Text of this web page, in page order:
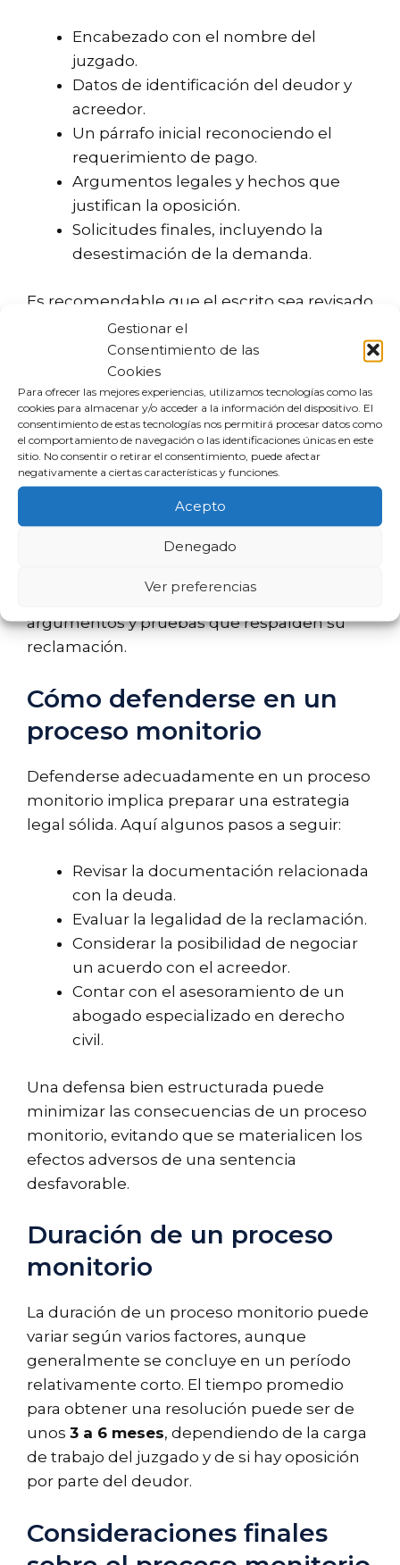
Gestionar el
Consentimiento de las
Cookies
Para ofrecer las mejores experiencias, utilizamos tecnologías como las
cookies para almacenar y/o acceder a la información del dispositivo. El
consentimiento de estas tecnologías nos permitirá procesar datos como
el comportamiento de navegación o las identificaciones únicas en este
sitio. No consentir o retirar el consentimiento, puede afectar
negativamente a ciertas características y funciones.
Acepto
Denegado
Ver preferencias
Encabezado con el nombre del
juzgado.
Datos de identificación del deudor y
acreedor.
Un párrafo inicial reconociendo el
requerimiento de pago.
Argumentos legales y hechos que
justifican la oposición.
Solicitudes finales, incluyendo la
desestimación de la demanda.
Es recomendable que el escrito sea revisado
por un abogado para asegurar que cumpla
con todos los requisitos legales necesarios.
Plazo para impugnar la
oposición al monitorio
En caso de que el acreedor desee impugnar
la oposición presentada por el deudor,
también existe un plazo establecido. Este
10 días hábiles
tiempo, el acreedor puede presentar
argumentos y pruebas que respalden su
reclamación.
Cómo defenderse en un
proceso monitorio
Defenderse adecuadamente en un proceso
monitorio implica preparar una estrategia
legal sólida. Aquí algunos pasos a seguir:
Revisar la documentación relacionada
con la deuda.
Evaluar la legalidad de la reclamación.
Considerar la posibilidad de negociar
un acuerdo con el acreedor.
Contar con el asesoramiento de un
abogado especializado en derecho
civil.
Una defensa bien estructurada puede
minimizar las consecuencias de un proceso
monitorio, evitando que se materialicen los
efectos adversos de una sentencia
desfavorable.
Duración de un proceso
monitorio
La duración de un proceso monitorio puede
variar según varios factores, aunque
generalmente se concluye en un período
relativamente corto. El tiempo promedio
para obtener una resolución puede ser de
unos 3 a 6 meses, dependiendo de la carga
de trabajo del juzgado y de si hay oposición
por parte del deudor.
Consideraciones finales